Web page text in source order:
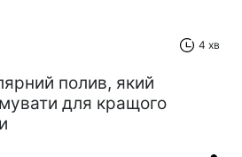
4 хв
полив, який
для кращого